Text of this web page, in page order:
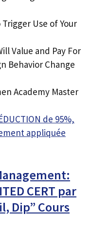
Use of Your
Value and Pay For
Behavior Change
Academy Master
de 95%,
appliquée
CERT par
Dip” Cours